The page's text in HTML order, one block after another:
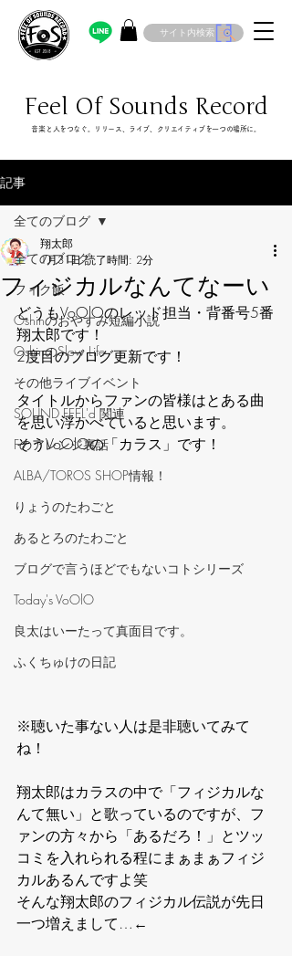
サイト内検索
Feel Of Sounds Record
​音楽と人をつなぐ。リリース、ライブ、クリエイティブを一つの場所に。
記事
全てのブログ
フィク飯
Oshinのおやすみ短編小説
OshinのSlow Life
その他ライブイベント
‪SOUND FEEL'd‬ 関連
Fのアレンジ裏話
ALBA/TOROS SHOP情報！
りょうのたわごと
あるとろのたわごと
ブログで言うほどでもないコトシリーズ
Today's VoOlO
良太はいーたって真面目です。
ふくちゅけの日記
全てのブログ
フィジカルなんてなーい
翔太郎
1月31日 読了時間: 2分
どうもVoOlOのレッド担当・背番号5番
翔太郎です！
2度目のブログ更新です！
タイトルからファンの皆様はとある曲
を思い浮かべていると思います。
そうVoOlOの「カラス」です！
※聴いた事ない人は是非聴いてみて
ね！
翔太郎はカラスの中で「フィジカルな
んて無い」と歌っているのですが、フ
ァンの方々から「あるだろ！」とツッ
コミを入れられる程にまぁまぁフィジ
カルあるんですよ笑
そんな翔太郎のフィジカル伝説が先日
一つ増えまして…←